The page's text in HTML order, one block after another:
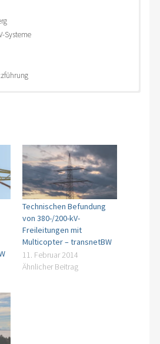
Systeme
Befundung
Technischen Befundung
von 380-/200-kV-
Freileitungen mit
Multicopter – transnetBW
11. Februar 2014
Ähnlicher Beitrag